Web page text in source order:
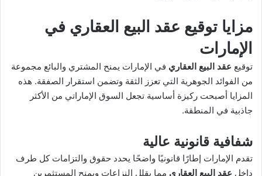
مزايا توقيع عقد البيع العقاري في
الإمارات
توقيع عقد البيع العقاري في الإمارات يمنح المشتري والبائع مجموعة
من الفوائد الجوهرية التي تعزز الثقة وتضمن استقرار الصفقة. هذه
المزايا أصبحت ركيزة أساسية تجعل السوق الإماراتي من الأكثر
جاذبية في المنطقة.
شفافية قانونية عالية
تقدم الإمارات إطارًا قانونيًا واضحًا يحدد حقوق والتزامات كل طرف
داخل عقد البيع العقاري مما يقلل النزاعات ويمنح المستثمرين